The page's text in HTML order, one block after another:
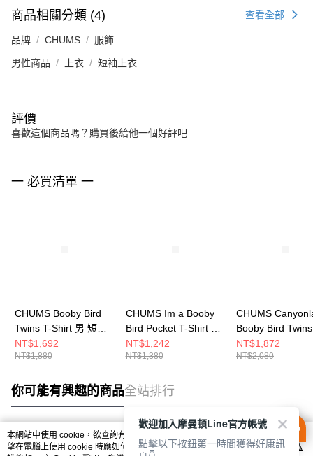
商品相關分類 (4) 查看全部
品牌 CHUMS 服飾
男性商品 上衣 短袖上衣
評價
喜歡這個商品嗎？購買後給他一個好評吧
一 必買清單 一
CHUMS Booby Bird
Twins T-Shirt 男 短袖
上衣 淺灰綠
CH012722M076
NT$1,692
NT$1,880
CHUMS Im a Booby
Bird Pocket T-Shirt 男
短袖上衣 深藍綠
CH012750T035
NT$1,242
NT$1,380
CHUMS
Booby Bird
T-Shirt 男 長袖上
藍
NT$1,872
NT$2,080
你可能有興趣的商品全站排行
熱門標籤
本網站中使用 cookie，欲查詢有關本網站使用 cookie 方式之詳情，及若您不希
望在電腦上使用 cookie 時應如何變更電腦的 cookie 設定，請參閱本網站「
隱私
歡迎加入摩曼頓Line官方帳號
點擊以下按鈕第一時間獲得好康訊